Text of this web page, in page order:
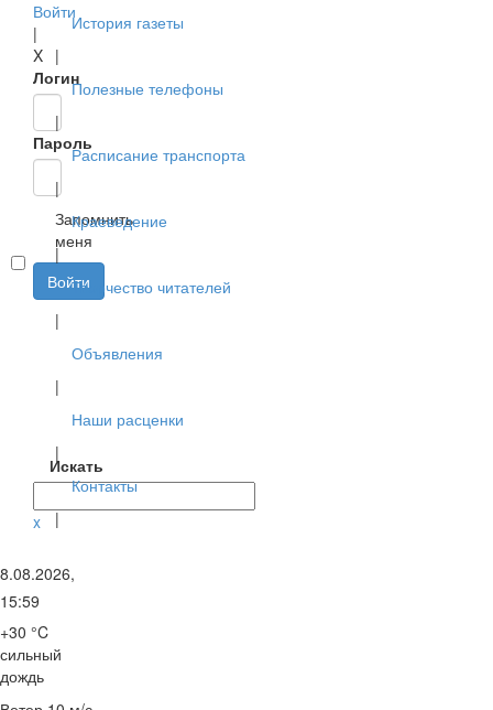
Войти
|
X
Логин
Пароль
Запомнить
меня
Войти
Искать
x
История газеты
|
Полезные телефоны
|
Расписание транспорта
|
Краеведение
|
Творчество читателей
|
Объявления
|
Наши расценки
|
Контакты
|
8.08.2026,
15:59
+30 °C
сильный
дождь